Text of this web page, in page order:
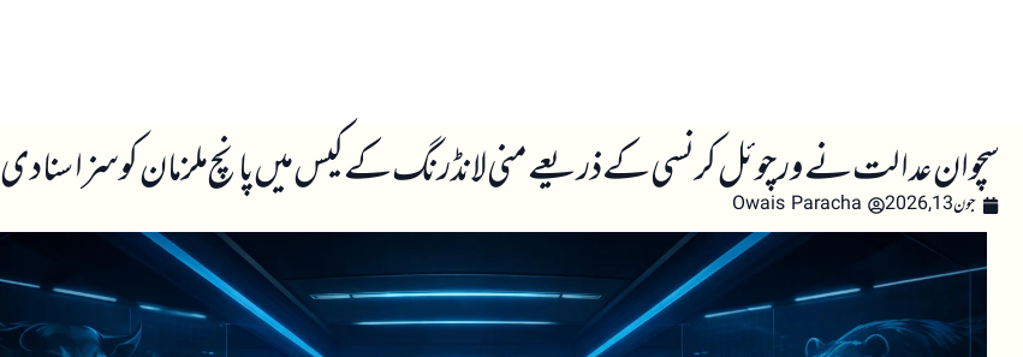
سچوان عدالت نے ورچوئل کرنسی کے ذریعے منی لانڈرنگ کے کیس میں پانچ ملزمان کو سزا سنادی
جون 13, 2026 Owais Paracha